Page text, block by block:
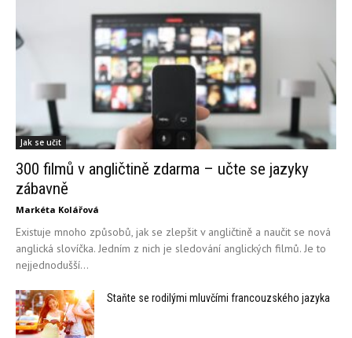
Jak se učit
300 filmů v angličtině zdarma – učte se jazyky
zábavně
Markéta Kolářová
Existuje mnoho způsobů, jak se zlepšit v angličtině a naučit se nová
anglická slovíčka. Jedním z nich je sledování anglických filmů. Je to
nejjednodušší...
Staňte se rodilými mluvčími francouzského jazyka